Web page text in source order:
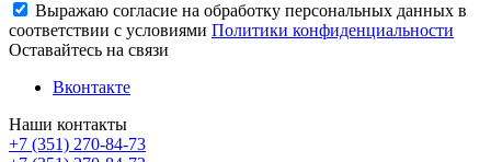
Выражаю согласие на обработку персональных данных в
соответствии с условиями Политики конфиденциальности
Оставайтесь на связи
Вконтакте
Наши контакты
+7 (351) 270-84-73